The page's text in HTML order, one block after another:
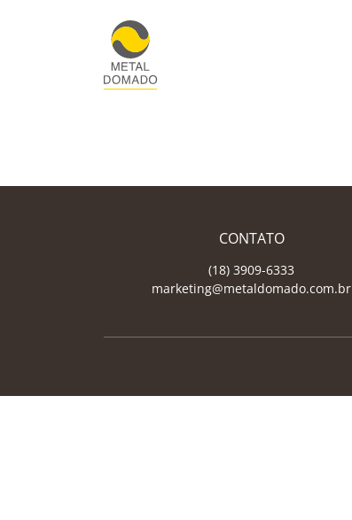
CONTATO
(18) 3909-6333
marketing@metaldomado.com.br